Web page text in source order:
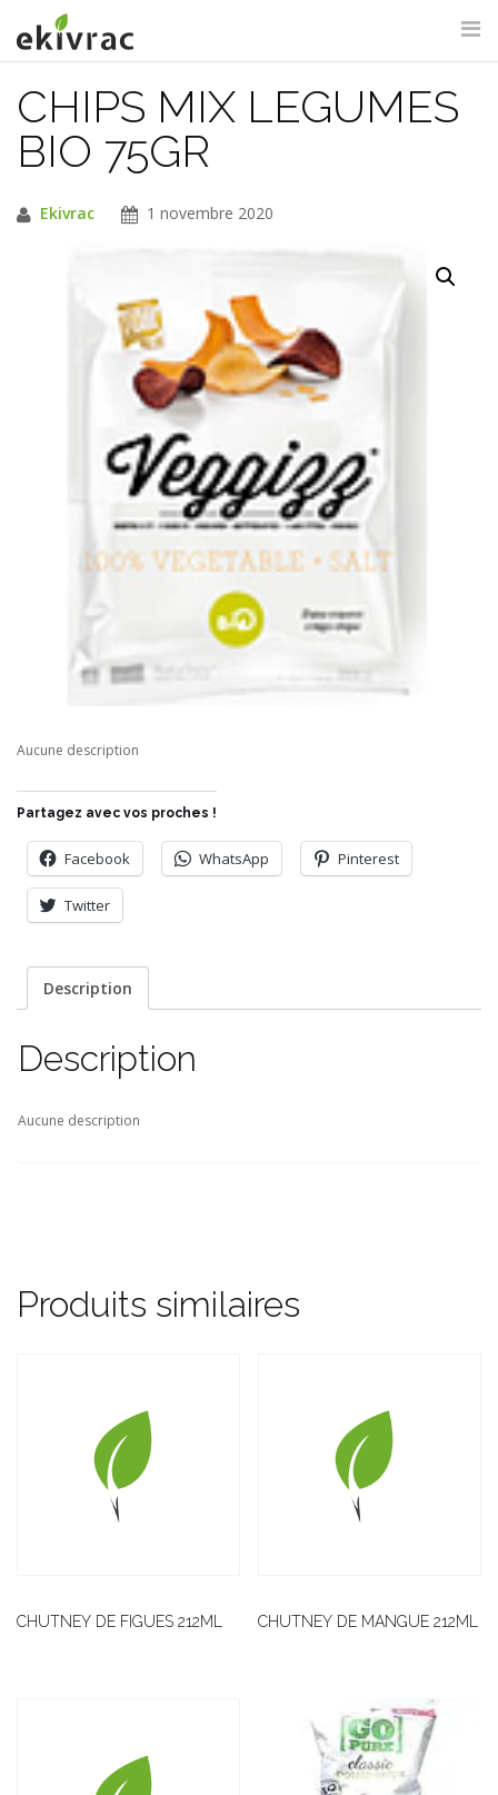
au
contenu
RECHERCHE DU SITE
CHIPS MIX LEGUMES
BIO 75GR
Ekivrac 1 novembre 2020
Aucune description
Partagez avec vos proches !
Facebook WhatsApp Pinterest
Twitter
Description
Description
Aucune description
Produits similaires
CHUTNEY DE FIGUES 212ML CHUTNEY DE MANGUE 212ML